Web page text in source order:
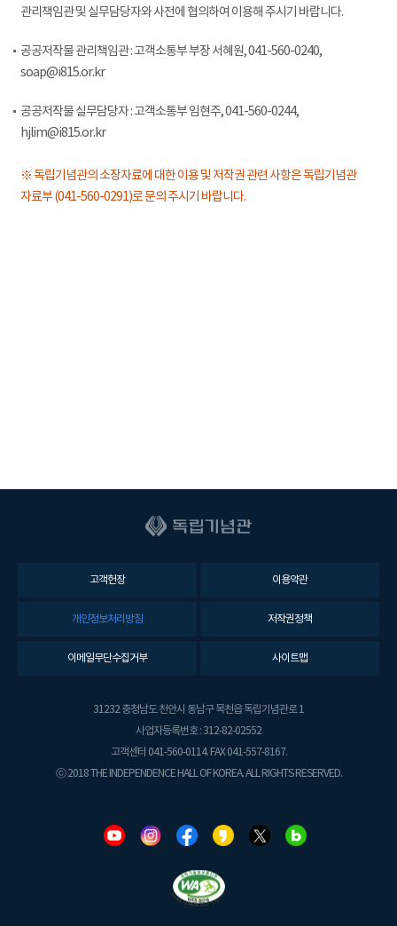
관리책임관 및 실무담당자와 사전에 협의하여 이용해 주시기 바랍니다.
공공저작물 관리책임관 : 고객소통부 부장 서혜원, 041-560-0240,
soap@i815.or.kr
공공저작물 실무담당자 : 고객소통부 임현주, 041-560-0244,
hjlim@i815.or.kr
※ 독립기념관의 소장자료에 대한 이용 및 저작권 관련 사항은 독립기념관
자료부 (041-560-0291)로 문의 주시기 바랍니다.
고객헌장 이용약관
개인정보처리방침 저작권정책
이메일무단수집거부 사이트맵
31232 충청남도 천안시 동남구 목천읍 독립기념관로 1
사업자등록번호 : 312-82-02552
고객센터 041-560-0114. FAX 041-557-8167.
ⓒ 2018 THE INDEPENDENCE HALL OF KOREA. ALL RIGHTS RESERVED.